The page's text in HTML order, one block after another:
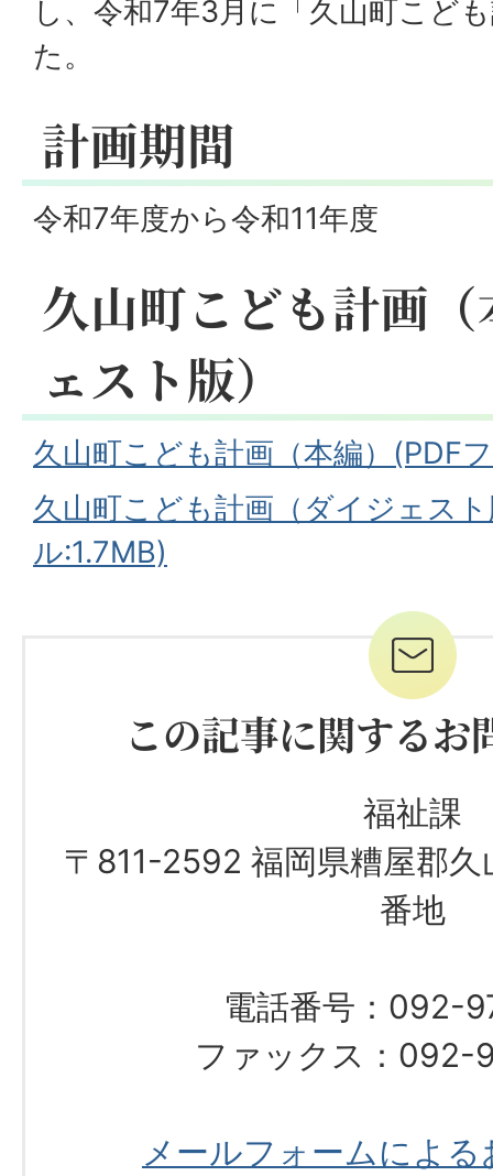
し、令和7年3月に「久山町こど
た。
計画期間
令和7年度から令和11年度
久山町こども計画
ェスト版）
久山町こども計画（本編）(PDF
久山町こども計画（ダイジェス
ル:1.7MB)
この記事に関するお
福祉課
〒811-2592 福岡県糟屋郡
番地
電話番号：092-
ファックス：092-
メールフォームによ